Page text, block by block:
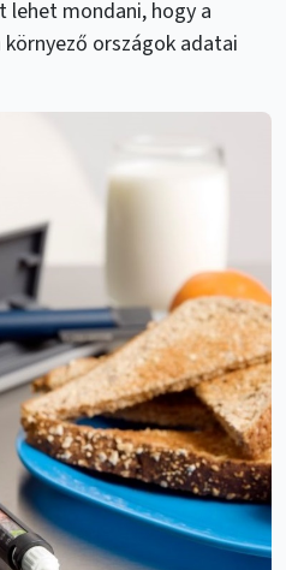
mondani, hogy a
országok adatai